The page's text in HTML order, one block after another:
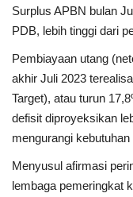
Surplus APBN bulan
PDB, lebih tinggi dari
Pembiayaan utang
akhir Juli 2023
Target), atau turun
defisit diproyeksikan
mengurangi
Menyusul afirmasi
lembaga pemeringkat